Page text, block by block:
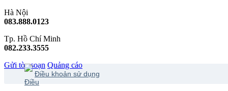
Hà Nội
083.888.0123
Tp. Hồ Chí Minh
082.233.3555
Gửi tòa soạn Quảng cáo
Điều khoản sử dụng